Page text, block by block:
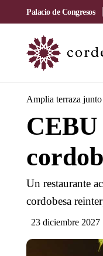
Palacio de Congresos
Amplia terraza
CEBU
Un restaurante
cordobesa
23 diciembre 2027